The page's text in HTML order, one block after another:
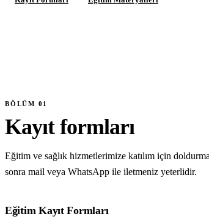
BÖLÜM 01
Kayıt formları
Eğitim ve sağlık hizmetlerimize katılım için
sonra mail veya WhatsApp ile iletmeniz yeterlidir.
Eğitim Kayıt Formları